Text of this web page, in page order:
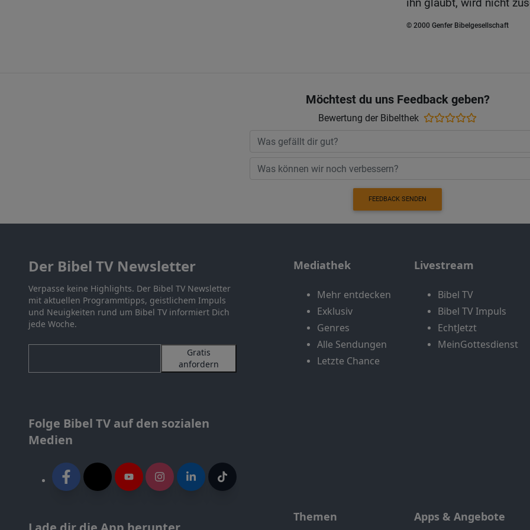
© 2000 Genfer Bibelgesellschaft
Möchtest du uns Feedback geben?
Bewertung der Bibelthek
FEEDBACK SENDEN
Der Bibel TV Newsletter
Verpasse keine Highlights. Der Bibel TV Newsletter
mit aktuellen Programmtipps, geistlichem Impuls
und Neuigkeiten rund um Bibel TV informiert Dich
jede Woche.
Gratis
anfordern
Folge Bibel TV auf den sozialen
Medien
Mediathek
Mehr entdecken
Exklusiv
Genres
Alle Sendungen
Letzte Chance
Livestream
Bibel TV
Bibel TV Impuls
EchtJetzt
MeinGottesdienst
Themen Apps & Angebote